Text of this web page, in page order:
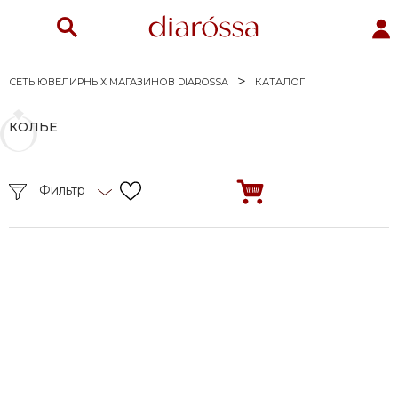
СЕТЬ ЮВЕЛИРНЫХ МАГАЗИНОВ DIAROSSA КАТАЛОГ
КОЛЬЕ
Фильтр